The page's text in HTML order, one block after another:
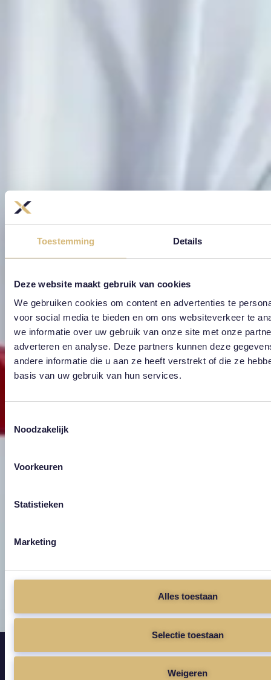
Toestemming Details
Deze website maakt gebruik van cookies
We gebruiken cookies om content en advertenties te
voor social media te bieden en om ons websiteverkeer te
we informatie over uw gebruik van onze site met onze
adverteren en analyse. Deze partners kunnen deze
andere informatie die u aan ze heeft verstrekt of die ze
basis van uw gebruik van hun services.
Noodzakelijk
Voorkeuren
Statistieken
Marketing
Alles toestaan
Selectie toestaan
Weigeren
Als zelfstandige in Spanje bent u zelf verantwoordelijk voor uw
gezondheid én die van uw zaak. De publieke gezondheidszorg